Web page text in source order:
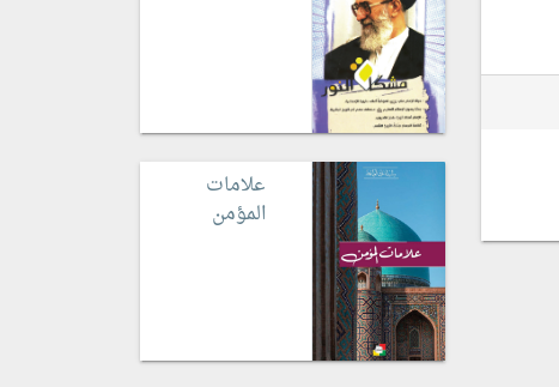
علامات
المؤمن